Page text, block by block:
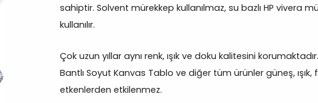
sahiptir. Solvent mürekkep kullanılmaz, su bazlı HP vivera
kullanılır.
Çok uzun yıllar aynı renk, ışık ve doku kalitesini
Bantlı Soyut Kanvas Tablo ve diğer tüm ürünler güneş, ışık,
etkenlerden etkilenmez.